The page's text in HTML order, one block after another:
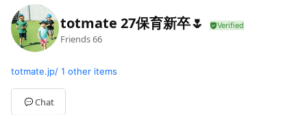
totmate 27保育新卒🌷
Friends66
totmate.jp/ 1 other items
Chat